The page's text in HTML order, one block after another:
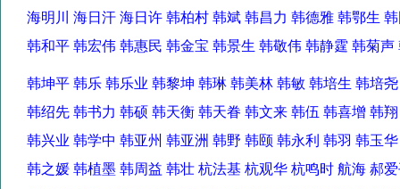
海明川 海日汗 海日许 韩柏村 韩斌 韩昌力 韩德雅 韩鄂生
韩和平 韩宏伟 韩惠民 韩金宝 韩景生 韩敬伟 韩静霆 韩菊
韩坤平 韩乐 韩乐业 韩黎坤 韩琳 韩美林 韩敏 韩培生 韩培
韩绍先 韩书力 韩硕 韩天衡 韩天眷 韩文来 韩伍 韩喜增 韩
韩兴业 韩学中 韩亚州 韩亚洲 韩野 韩颐 韩永利 韩羽 韩玉
韩之媛 韩植墨 韩周益 韩壮 杭法基 杭观华 杭鸣时 航海 郝